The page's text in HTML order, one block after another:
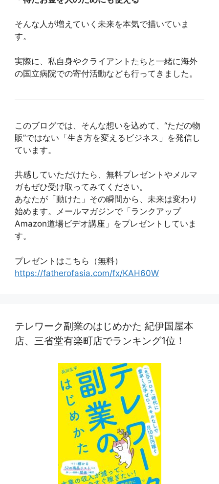
そんな人が増えていく未来を本気で描いていま
す。
実際に、私自身やクライアントたちと一緒に海外
の国立病院での寄付活動なども行ってきました。
このブログでは、そんな想いを込めて、“ただの物
販”ではない「生き方を変えるビジネス」を発信し
ています。
共感していただけたら、無料プレゼントやメルマ
ガもぜひ受け取ってみてください。
あなたが「動けた」その瞬間から、未来は変わり
始めます。メールマガジンで「ランクアップ
Amazon道場ビデオ講座」をプレゼントしていま
す。
プレゼントはこちら（無料）
https://fatherofasia.com/fx/KAH60W
テレワーク副業のはじめかた 紀伊国屋本
店、三省堂有楽町店でランキング1位！